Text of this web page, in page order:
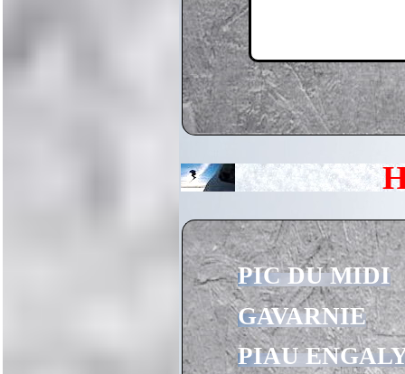
PIC DU MIDI
GAVARNIE
PIAU